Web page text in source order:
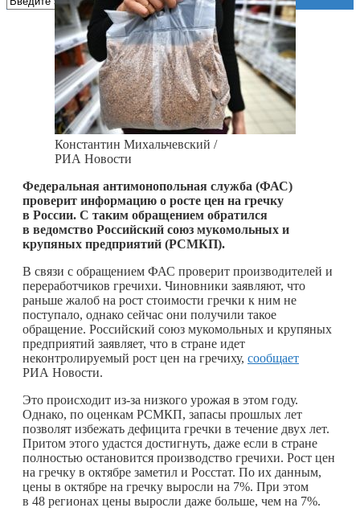
Константин Михальчевский /
РИА Новости
Федеральная антимонопольная служба (ФАС)
проверит информацию о росте цен на гречку
в России. С таким обращением обратился
в ведомство Российский союз мукомольных и
крупяных предприятий (РСМКП).
В связи с обращением ФАС проверит производителей и
переработчиков гречихи. Чиновники заявляют, что
раньше жалоб на рост стоимости гречки к ним не
поступало, однако сейчас они получили такое
обращение. Российский союз мукомольных и крупяных
предприятий заявляет, что в стране идет
неконтролируемый рост цен на гречиху, сообщает
РИА Новости.
Это происходит из-за низкого урожая в этом году.
Однако, по оценкам РСМКП, запасы прошлых лет
позволят избежать дефицита гречки в течение двух лет.
Притом этого удастся достигнуть, даже если в стране
полностью остановится производство гречихи. Рост цен
на гречку в октябре заметил и Росстат. По их данным,
цены в октябре на гречку выросли на 7%. При этом
в 48 регионах цены выросли даже больше, чем на 7%.